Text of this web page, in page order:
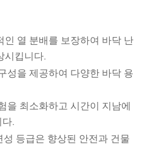
인 열 분배를 보장하여 바닥 난
시킵니다.
성을 제공하여 다양한 바닥 용
을 최소화하고 시간이 지남에
.
성 등급은 향상된 안전과 건물